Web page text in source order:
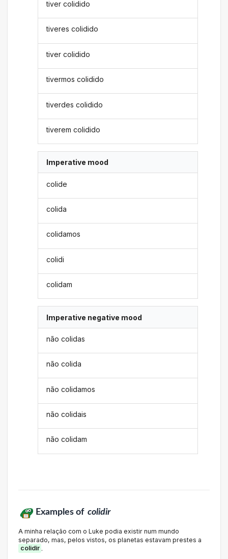
tiver colidido
tiveres colidido
tiver colidido
tivermos colidido
tiverdes colidido
tiverem colidido
Imperative mood
colide
colida
colidamos
colidi
colidam
Imperative negative mood
não colidas
não colida
não colidamos
não colidais
não colidam
Examples of colidir
A minha relação com o Luke podia existir num mundo
separado, mas, pelos vistos, os planetas estavam prestes a
colidir .